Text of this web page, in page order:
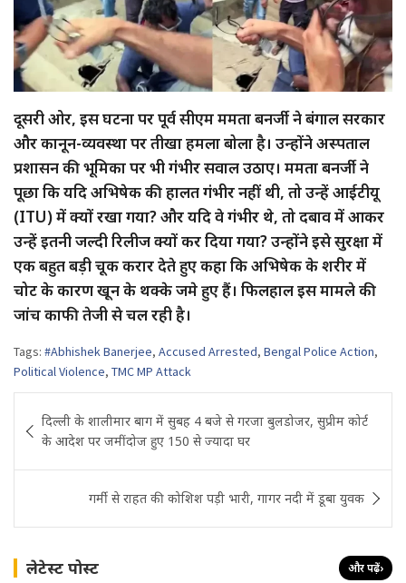
दूसरी ओर, इस घटना पर पूर्व सीएम ममता बनर्जी ने बंगाल सरकार
और कानून-व्यवस्था पर तीखा हमला बोला है। उन्होंने अस्पताल
प्रशासन की भूमिका पर भी गंभीर सवाल उठाए। ममता बनर्जी ने
पूछा कि यदि अभिषेक की हालत गंभीर नहीं थी, तो उन्हें आईटीयू
(ITU) में क्यों रखा गया? और यदि वे गंभीर थे, तो दबाव में आकर
उन्हें इतनी जल्दी रिलीज क्यों कर दिया गया? उन्होंने इसे सुरक्षा में
एक बहुत बड़ी चूक करार देते हुए कहा कि अभिषेक के शरीर में
चोट के कारण खून के थक्के जमे हुए हैं। फिलहाल इस मामले की
जांच काफी तेजी से चल रही है।
Tags: #Abhishek Banerjee, Accused Arrested, Bengal Police Action,
Political Violence, TMC MP Attack
Post
navigation
दिल्ली के शालीमार बाग में सुबह 4 बजे से गरजा बुलडोजर, सुप्रीम कोर्ट
के आदेश पर जमींदोज हुए 150 से ज्यादा घर
गर्मी से राहत की कोशिश पड़ी भारी, गागर नदी में डूबा युवक
लेटेस्ट पोस्ट और पढ़ें›